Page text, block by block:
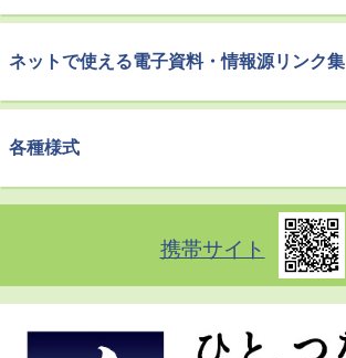
ネットで使える電子資料・情報源リンク集
各種様式
携帯サイト